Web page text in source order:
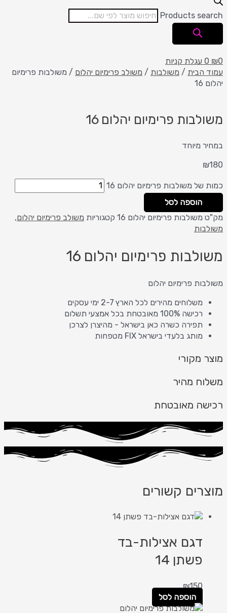
Products search
₪0
0 עגלת קניות
עמוד הבית / משולבות / משולב פרימיום יהלום / משולבות פרימיום
יהלום 16
משולבות פרימיום יהלום 16
במחיר מיוחד
₪180
כמות של משולבות פרימיום יהלום 16
הוספה לסל
מק"ט משולבות פרימיום יהלום 16 קטגוריות משולב פרימיום יהלום,
משולבות
משולבות פרימיום יהלום 16
משולבות פרימיום יהלום
משלוחים מהירים לכל הארץ 2-7 ימי עסקים
רכישה 100% מאובטחת בכל אמצעי תשלום
תפירה כשרה כאן בישראל - מהיצרן לצרכן
מותג בלעדי בישראל FIX מטפחות
מוצר מקורי
משלוח מהיר
רכישה מאובטחת
מוצרים קשורים
דגם אצילות-בד
פשתן 14
₪150
הוספה לסל